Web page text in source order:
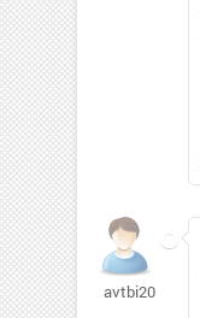
avtbi2004